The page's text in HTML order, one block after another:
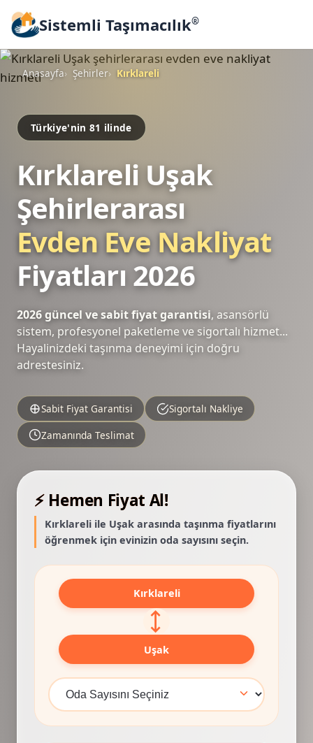
Sistemli Taşımacılık®
Anasayfa Şehirler Kırklareli
Türkiye'nin 81 ilinde
Kırklareli Uşak
Şehirlerarası
Evden Eve Nakliyat
Fiyatları 2026
2026 güncel ve sabit fiyat garantisi, asansörlü
sistem, profesyonel paketleme ve sigortalı hizmet...
Hayalinizdeki taşınma deneyimi için doğru
adrestesiniz.
Sabit Fiyat Garantisi
Sigortalı Nakliye
Zamanında Teslimat
⚡ Hemen Fiyat Al!
Kırklareli ile Uşak arasında taşınma fiyatlarını
öğrenmek için evinizin oda sayısını seçin.
Kırklareli
⟷
Uşak